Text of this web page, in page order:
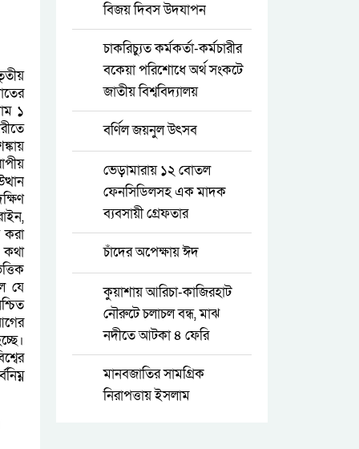
১
করা
কথা
যে
বিজয় দিবস উদযাপন
চাকরিচ্যুত কর্মকর্তা-কর্মচারীর
বকেয়া পরিশোধে অর্থ সংকটে
জাতীয় বিশ্ববিদ্যালয়
বর্ণিল জয়নুল উৎসব
ভেড়ামারায় ১২ বোতল
ফেনসিডিলসহ এক মাদক
ব্যবসায়ী গ্রেফতার
চাঁদের অপেক্ষায় ঈদ
কুয়াশায় আরিচা-কাজিরহাট
নৌরুটে চলাচল বন্ধ, মাঝ
নদীতে আটকা ৪ ফেরি
মানবজাতির সামগ্রিক
নিরাপত্তায় ইসলাম